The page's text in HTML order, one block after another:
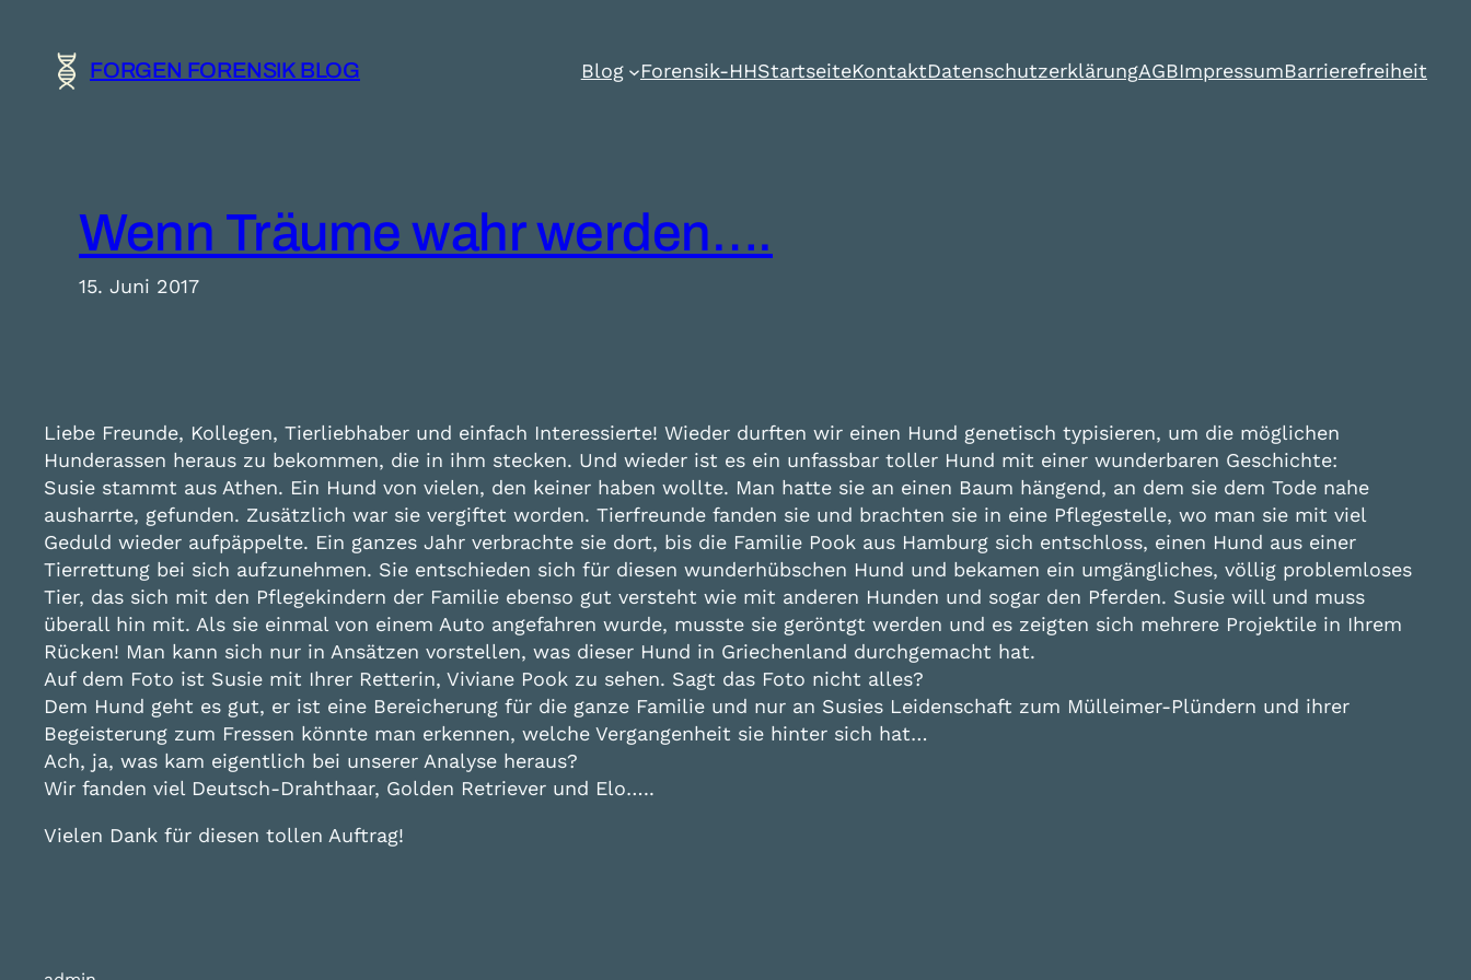
Inhalt
springen FORGEN FORENSIK BLOG Blog Forensik-HHStartseiteKontaktDatenschutzerklärungAGBImpressumBarrierefreiheit
Wenn Träume wahr werden….
15. Juni 2017
Liebe Freunde, Kollegen, Tierliebhaber und einfach Interessierte! Wieder durften wir einen Hund genetisch typisieren, um die möglichen
Hunderassen heraus zu bekommen, die in ihm stecken. Und wieder ist es ein unfassbar toller Hund mit einer wunderbaren Geschichte:
Susie stammt aus Athen. Ein Hund von vielen, den keiner haben wollte. Man hatte sie an einen Baum hängend, an dem sie dem Tode nahe
ausharrte, gefunden. Zusätzlich war sie vergiftet worden. Tierfreunde fanden sie und brachten sie in eine Pflegestelle, wo man sie mit viel
Geduld wieder aufpäppelte. Ein ganzes Jahr verbrachte sie dort, bis die Familie Pook aus Hamburg sich entschloss, einen Hund aus einer
Tierrettung bei sich aufzunehmen. Sie entschieden sich für diesen wunderhübschen Hund und bekamen ein umgängliches, völlig problemloses
Tier, das sich mit den Pflegekindern der Familie ebenso gut versteht wie mit anderen Hunden und sogar den Pferden. Susie will und muss
überall hin mit. Als sie einmal von einem Auto angefahren wurde, musste sie geröntgt werden und es zeigten sich mehrere Projektile in Ihrem
Rücken! Man kann sich nur in Ansätzen vorstellen, was dieser Hund in Griechenland durchgemacht hat.
Auf dem Foto ist Susie mit Ihrer Retterin, Viviane Pook zu sehen. Sagt das Foto nicht alles?
Dem Hund geht es gut, er ist eine Bereicherung für die ganze Familie und nur an Susies Leidenschaft zum Mülleimer-Plündern und ihrer
Begeisterung zum Fressen könnte man erkennen, welche Vergangenheit sie hinter sich hat…
Ach, ja, was kam eigentlich bei unserer Analyse heraus?
Wir fanden viel Deutsch-Drahthaar, Golden Retriever und Elo…..
Vielen Dank für diesen tollen Auftrag!